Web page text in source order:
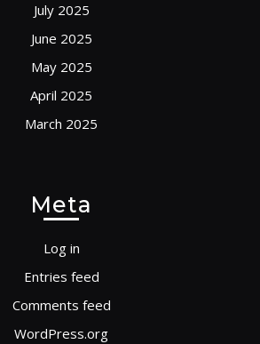
July 2025
June 2025
May 2025
April 2025
March 2025
Meta
Log in
Entries feed
Comments feed
WordPress.org